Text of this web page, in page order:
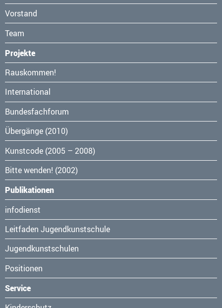
Vorstand
Team
Projekte
Navigation
überspringen
Rauskommen!
International
Bundesfachforum
Übergänge (2010)
Kunstcode (2005 – 2008)
Bitte wenden! (2002)
Publikationen
Navigation
überspringen
infodienst
Leitfaden Jugendkunstschule
Jugendkunstschulen
Positionen
Service